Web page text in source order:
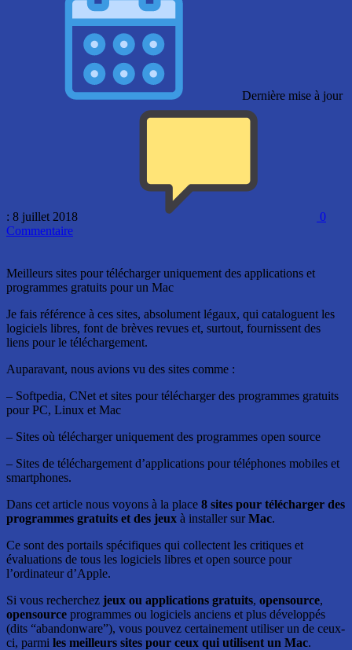
Dernière mise à jour
: 8 juillet 2018
0
Commentaire
Meilleurs sites pour télécharger uniquement des applications et
programmes gratuits pour un Mac
Je fais référence à ces sites, absolument légaux, qui cataloguent les
logiciels libres, font de brèves revues et, surtout, fournissent des
liens pour le téléchargement.
Auparavant, nous avions vu des sites comme :
– Softpedia, CNet et sites pour télécharger des programmes gratuits
pour PC, Linux et Mac
– Sites où télécharger uniquement des programmes open source
– Sites de téléchargement d’applications pour téléphones mobiles et
smartphones.
Dans cet article nous voyons à la place 8 sites pour télécharger des
programmes gratuits et des jeux à installer surMac.
Ce sont des portails spécifiques qui collectent les critiques et
évaluations de tous les logiciels libres et open source pour
l’ordinateur d’Apple.
Si vous recherchez jeux ou applications gratuits, opensource,
opensource programmes ou logiciels anciens et plus développés
(dits “abandonware”), vous pouvez certainement utiliser un de ceux-
ci, parmi les meilleurs sites pour ceux qui utilisent un Mac.